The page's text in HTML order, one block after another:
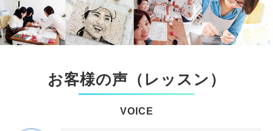
お客様の声（レッスン）
VOICE